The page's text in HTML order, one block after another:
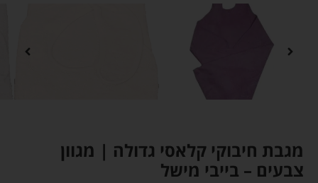
מגבת חיבוקי קלאסי גדולה | מגוון
צבעים – בייבי מישל